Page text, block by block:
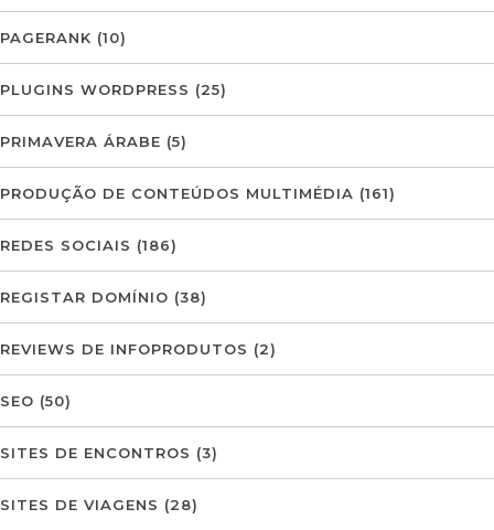
PAGERANK (10)
PLUGINS WORDPRESS (25)
PRIMAVERA ÁRABE (5)
PRODUÇÃO DE CONTEÚDOS MULTIMÉDIA (161)
REDES SOCIAIS (186)
REGISTAR DOMÍNIO (38)
REVIEWS DE INFOPRODUTOS (2)
SEO (50)
SITES DE ENCONTROS (3)
SITES DE VIAGENS (28)